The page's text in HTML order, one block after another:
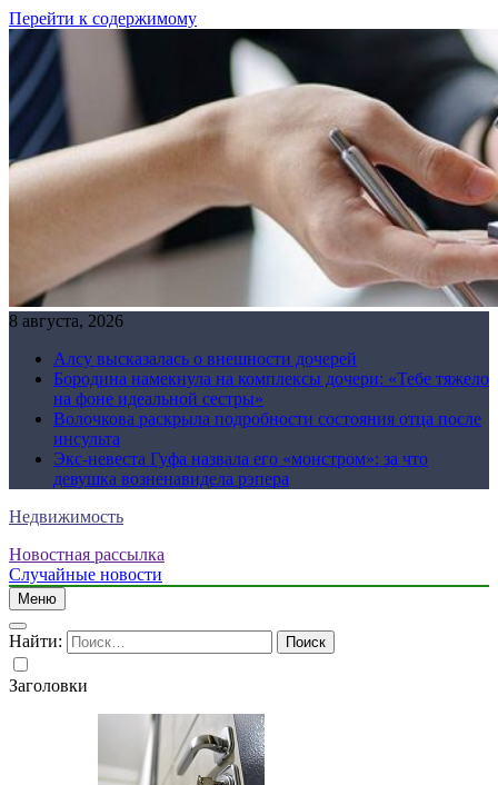
Перейти к содержимому
8 августа, 2026
Алсу высказалась о внешности дочерей
Бородина намекнула на комплексы дочери: «Тебе тяжело
на фоне идеальной сестры»
Волочкова раскрыла подробности состояния отца после
инсульта
Экс-невеста Гуфа назвала его «монстром»: за что
девушка возненавидела рэпера
Недвижимость
Новостная рассылка
Случайные новости
Меню
Найти:
Заголовки